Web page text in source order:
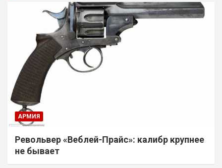
АРМИЯ
Револьвер «Веблей-Прайс»: калибр крупнее
не бывает